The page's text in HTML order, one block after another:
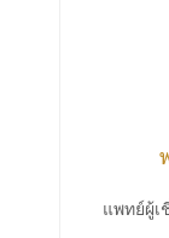
แพทย์ผู้